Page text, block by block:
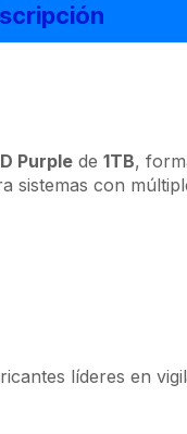
Purple de1TB,
con
líderes en